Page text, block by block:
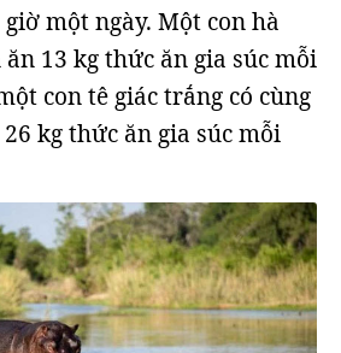
một ngày. Một con hà
13 kg thức ăn gia súc mỗi
con tê giác trắng có cùng
kg thức ăn gia súc mỗi